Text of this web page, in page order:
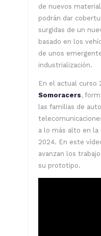
de nuevos
podrán dar
surgidas de un
basado en los
de unos
industrialización.
En el actual curso
Somoracers,
las familias de
a lo más alto en la
2024. En este
avanzan los
su prototipo.